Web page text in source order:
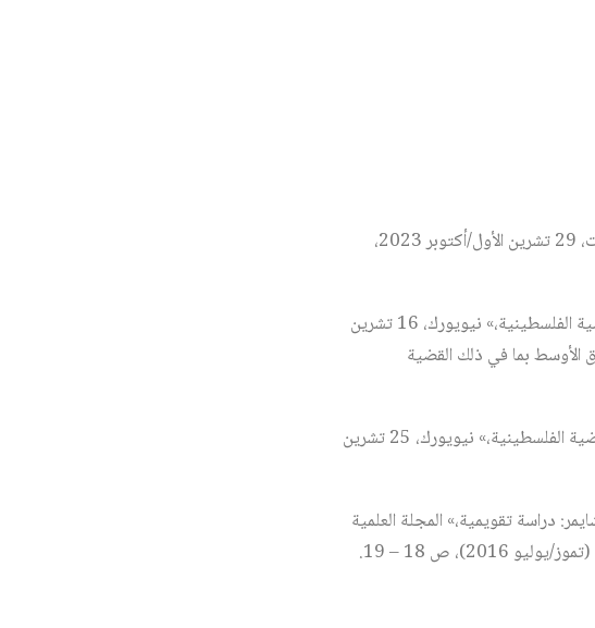
منذر ياسين، «القارة السمراء: تباين في المواقف من الحرب على غزة،» الجزيرة.نت، 29 تشرين الأول/أكتوبر 2023،
مجلس الأمن، الجلسة رقم (9439)، «الحالة في الشرق الأوسط بما في ذلك القضية الفلسطينية،» نيويورك، 16 تشرين
الجلسة (9442)، «الحالة في الشرق الأوسط بما في ذلك القضية
مجلس الأمن، الجلسة الرقم (9453)، «الحالة في الشرق الأوسط بما في ذلك القضية الفلسطينية،» نيويورك، 25 تشرين
دراسة تقويمية،» المجلة العلمية